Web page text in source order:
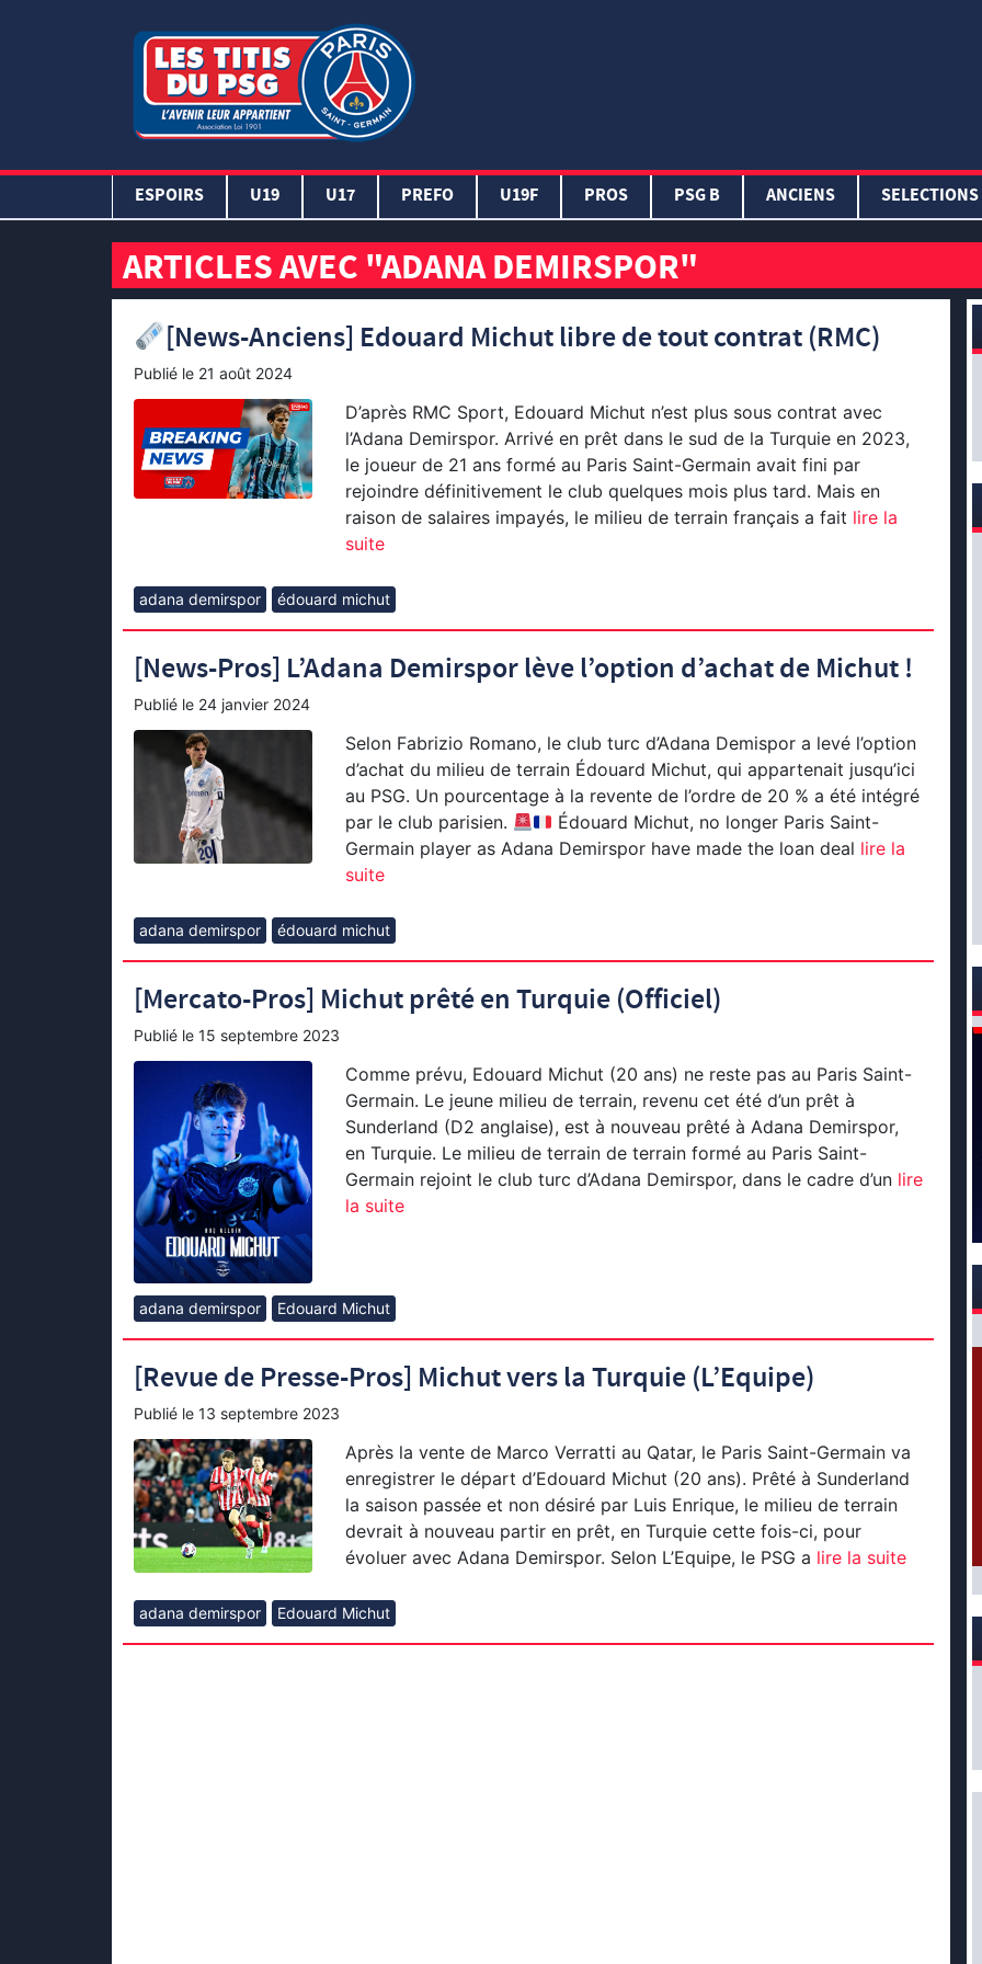
ESPOIRS U19 U17 PREFO U19F PROS PSG B ANCIENS SELECTIONS
ARTICLES AVEC "ADANA DEMIRSPOR"
[News-Anciens] Edouard Michut libre de tout contrat (RMC)
Publié le 21 août 2024
D’après RMC Sport, Edouard Michut n’est plus sous contrat avec
l’Adana Demirspor. Arrivé en prêt dans le sud de la Turquie en 2023,
le joueur de 21 ans formé au Paris Saint-Germain avait fini par
rejoindre définitivement le club quelques mois plus tard. Mais en
raison de salaires impayés, le milieu de terrain français a fait lire la
suite
adana demirspor édouard michut
[News-Pros] L’Adana Demirspor lève l’option d’achat de Michut !
Publié le 24 janvier 2024
Selon Fabrizio Romano, le club turc d’Adana Demispor a levé l’option
d’achat du milieu de terrain Édouard Michut, qui appartenait jusqu’ici
au PSG. Un pourcentage à la revente de l’ordre de 20 % a été intégré
par le club parisien.
Édouard Michut, no longer Paris Saint-
Germain player as Adana Demirspor have made the loan deal lire la
suite
adana demirspor édouard michut
[Mercato-Pros] Michut prêté en Turquie (Officiel)
Publié le 15 septembre 2023
Comme prévu, Edouard Michut (20 ans) ne reste pas au Paris Saint-
Germain. Le jeune milieu de terrain, revenu cet été d’un prêt à
Sunderland (D2 anglaise), est à nouveau prêté à Adana Demirspor,
en Turquie. Le milieu de terrain de terrain formé au Paris Saint-
Germain rejoint le club turc d’Adana Demirspor, dans le cadre d’unlire
la suite
adana demirspor Edouard Michut
[Revue de Presse-Pros] Michut vers la Turquie (L’Equipe)
Publié le 13 septembre 2023
Après la vente de Marco Verratti au Qatar, le Paris Saint-Germain va
enregistrer le départ d’Edouard Michut (20 ans). Prêté à Sunderland
la saison passée et non désiré par Luis Enrique, le milieu de terrain
devrait à nouveau partir en prêt, en Turquie cette fois-ci, pour
évoluer avec Adana Demirspor. Selon L’Equipe, le PSG a lire la suite
adana demirspor Edouard Michut